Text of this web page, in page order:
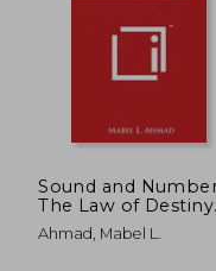
40%
Sound and
The Law of Destiny
and Design (en
Inglés)
Ahmad, Mabel L.